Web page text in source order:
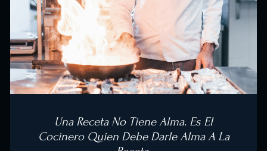
Una Receta No Tiene Alma. Es El
Cocinero Quien Debe Darle Alma A La